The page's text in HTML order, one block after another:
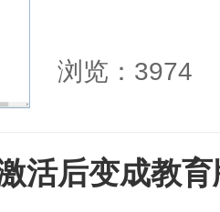
浏览：3974
活后变成教